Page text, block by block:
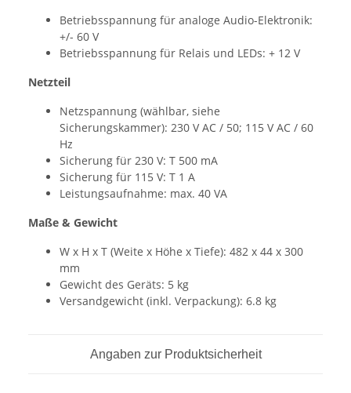
Betriebsspannung für analoge Audio-Elektronik:
+/- 60 V
Betriebsspannung für Relais und LEDs: + 12 V
Netzteil
Netzspannung (wählbar, siehe
Sicherungskammer): 230 V AC / 50; 115 V AC / 60
Hz
Sicherung für 230 V: T 500 mA
Sicherung für 115 V: T 1 A
Leistungsaufnahme: max. 40 VA
Maße & Gewicht
W x H x T (Weite x Höhe x Tiefe): 482 x 44 x 300
mm
Gewicht des Geräts: 5 kg
Versandgewicht (inkl. Verpackung): 6.8 kg
Angaben zur Produktsicherheit